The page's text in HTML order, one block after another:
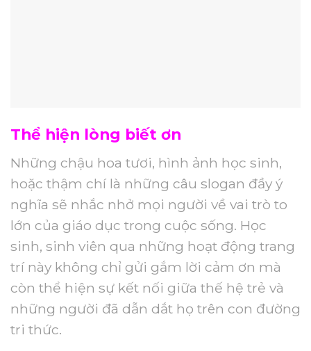
Thể hiện lòng biết ơn
Những chậu hoa tươi, hình ảnh học sinh,
hoặc thậm chí là những câu slogan đầy ý
nghĩa sẽ nhắc nhở mọi người về vai trò to
lớn của giáo dục trong cuộc sống. Học
sinh, sinh viên qua những hoạt động trang
trí này không chỉ gửi gắm lời cảm ơn mà
còn thể hiện sự kết nối giữa thế hệ trẻ và
những người đã dẫn dắt họ trên con đường
tri thức.